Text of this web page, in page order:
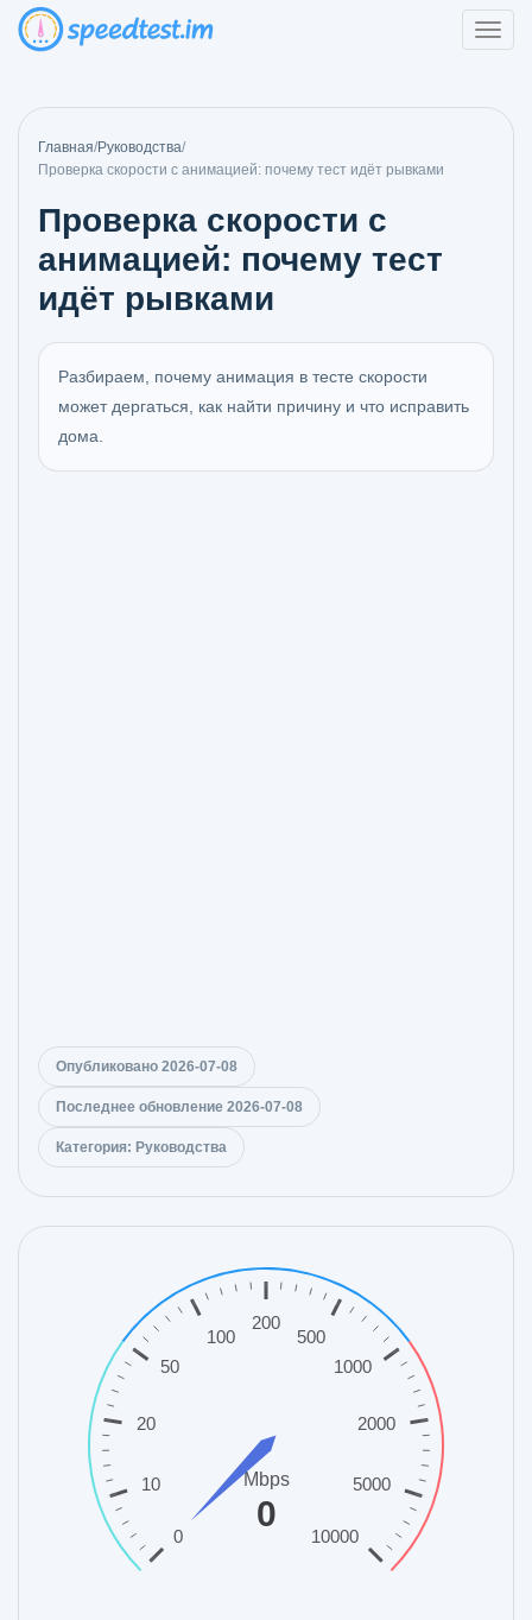
Главная/Руководства/
Проверка скорости с анимацией: почему тест идёт рывками
Проверка скорости с
анимацией: почему тест
идёт рывками
Разбираем, почему анимация в тесте скорости
может дергаться, как найти причину и что исправить
дома.
Опубликовано 2026-07-08
Последнее обновление 2026-07-08
Категория: Руководства